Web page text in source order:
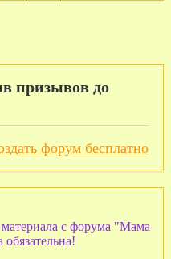
призывов до
форум бесплатно
с форума "Мама
обязательна!